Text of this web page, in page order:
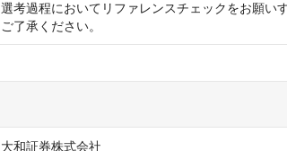
選考過程においてリファレンスチェックをお願い
ご了承ください。
大和証券株式会社